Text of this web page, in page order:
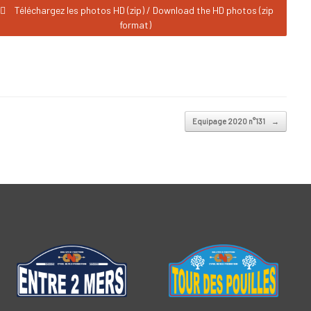
Téléchargez les photos HD (zip) / Download the HD photos (zip
format)
Equipage 2020 n°131 →